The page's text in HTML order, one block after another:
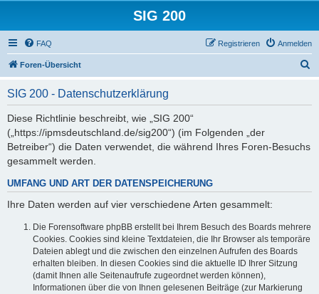
SIG 200
FAQ Anmelden
Registrieren
Foren-Übersicht
SIG 200 - Datenschutzerklärung
Diese Richtlinie beschreibt, wie „SIG 200“
(„https://ipmsdeutschland.de/sig200“) (im Folgenden „der
Betreiber“) die Daten verwendet, die während Ihres Foren-Besuchs
gesammelt werden.
UMFANG UND ART DER DATENSPEICHERUNG
Ihre Daten werden auf vier verschiedene Arten gesammelt:
Die Forensoftware phpBB erstellt bei Ihrem Besuch des Boards mehrere
Cookies. Cookies sind kleine Textdateien, die Ihr Browser als temporäre
Dateien ablegt und die zwischen den einzelnen Aufrufen des Boards
erhalten bleiben. In diesen Cookies sind die aktuelle ID Ihrer Sitzung
(damit Ihnen alle Seitenaufrufe zugeordnet werden können),
Informationen über die von Ihnen gelesenen Beiträge (zur Markierung